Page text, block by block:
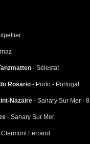
- Sélestat
Rosario - Porto - Portugal
Nazaire - Sanary Sur Mer -
- Sanary Sur Mer
Clermont Ferrand